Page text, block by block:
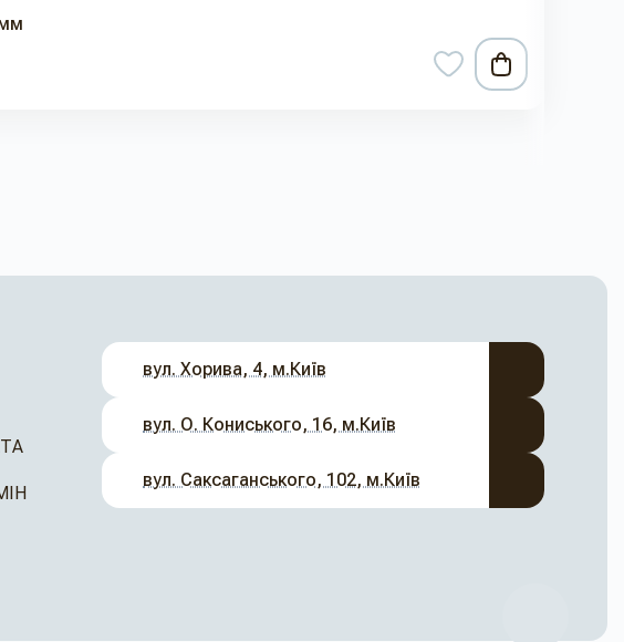
вул. Хорива, 4, м.Київ
вул. О. Кониського, 16, м.Київ
вул. Саксаганського, 102, м.Київ